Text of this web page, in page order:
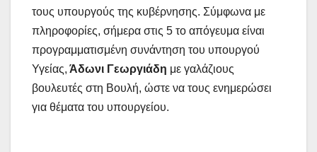
τους υπουργούς της κυβέρνησης. Σύμφωνα με
πληροφορίες, σήμερα στις 5 το απόγευμα είναι
προγραμματισμένη συνάντηση του υπουργού
Υγείας, Άδωνι Γεωργιάδη με γαλάζιους
βουλευτές στη Βουλή, ώστε να τους ενημερώσει
για θέματα του υπουργείου.